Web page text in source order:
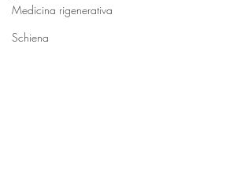
Medicina rigenerativa
Schiena